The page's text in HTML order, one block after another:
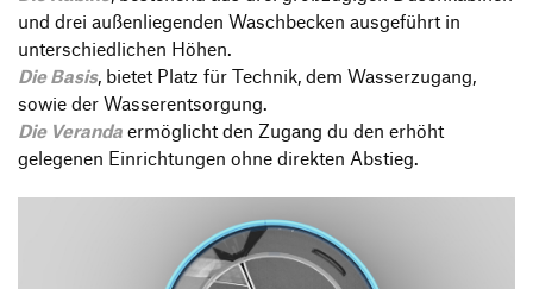
und drei außenliegenden Waschbecken ausgeführt in
unterschiedlichen Höhen.
Die Basis, bietet Platz für Technik, dem Wasserzugang,
sowie der Wasserentsorgung.
Die Veranda ermöglicht den Zugang du den erhöht
gelegenen Einrichtungen ohne direkten Abstieg.